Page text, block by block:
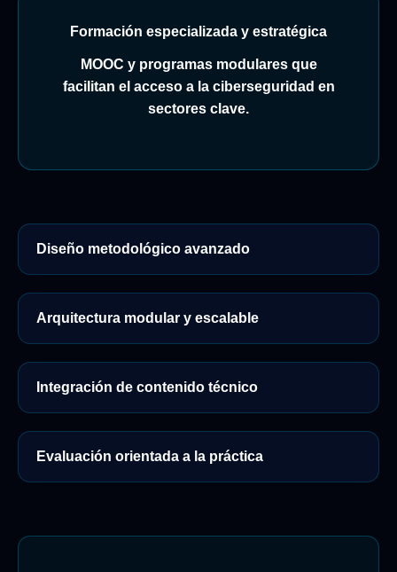
Formación especializada y estratégica
MOOC y programas modulares que
facilitan el acceso a la ciberseguridad en
sectores clave.
Diseño metodológico avanzado
Arquitectura modular y escalable
Integración de contenido técnico
Evaluación orientada a la práctica